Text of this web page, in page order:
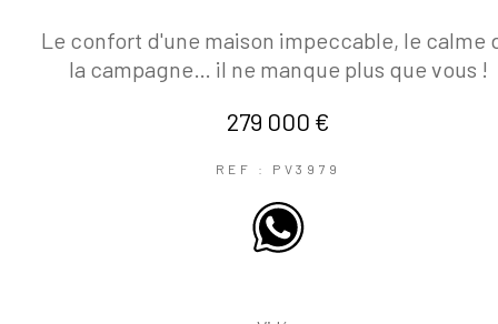
Le confort d'une maison impeccable, le calme
la campagne… il ne manque plus que vous !
279 000 €
REF : PV3979